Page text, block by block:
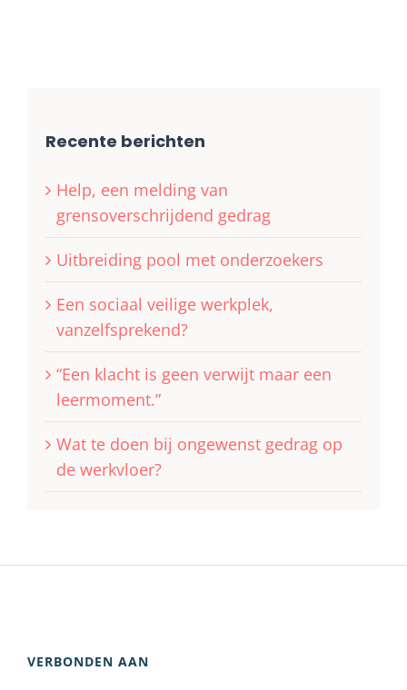
Recente berichten
Help, een melding van
grensoverschrijdend gedrag
Uitbreiding pool met onderzoekers
Een sociaal veilige werkplek,
vanzelfsprekend?
“Een klacht is geen verwijt maar een
leermoment.”
Wat te doen bij ongewenst gedrag op
de werkvloer?
VERBONDEN AAN